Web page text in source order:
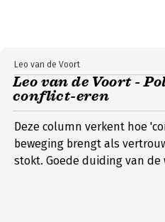
Leo van de Voort -
conflict-eren
Leo van de Voort
Deze column verkent hoe
beweging brengt als
stokt. Goede duiding van